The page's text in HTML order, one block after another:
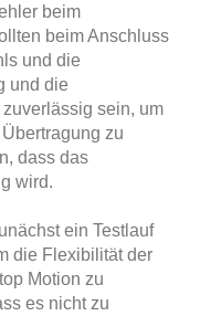
beim
beim Anschluss
und die
und die
sein, um
zu
dass das
wird.
ein Testlauf
die Flexibilität der
Motion zu
es nicht zu